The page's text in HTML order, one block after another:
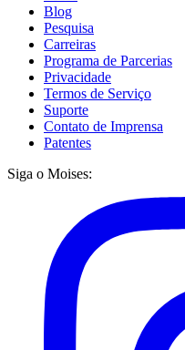
Blog
Pesquisa
Carreiras
Programa de Parcerias
Privacidade
Termos de Serviço
Suporte
Contato de Imprensa
Patentes
Siga o Moises: